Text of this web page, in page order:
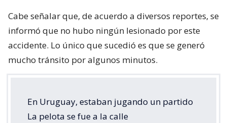
Cabe señalar que, de acuerdo a diversos reportes, se
informó que no hubo ningún lesionado por este
accidente. Lo único que sucedió es que se generó
mucho tránsito por algunos minutos.
En Uruguay, estaban jugando un partido
La pelota se fue a la calle